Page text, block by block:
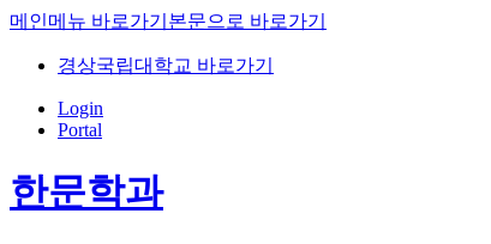
메인메뉴 바로가기 본문으로 바로가기
경상국립대학교 바로가기
Login
Portal
한문학과